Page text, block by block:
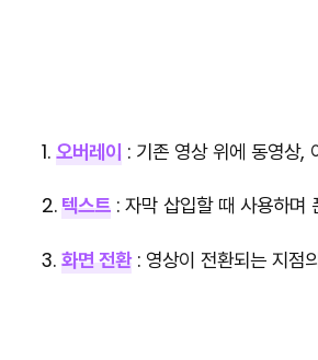
1. 오버레이 : 기존 영상 위에 동영상,
2.텍스트 : 자막 삽입할 때 사용하며
3. 화면 전환: 영상이 전환되는 지점